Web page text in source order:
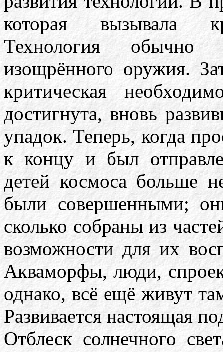
которая вызывала
Технология обычно
изощрённого оружия.
критическая
достигнута, вновь
упадок. Теперь, когда
к концу и был
детей космоса больше
были совершенными;
сколько собраны из
возможности для их
Акваморфы, люди,
однако, всё ещё живут
Развивается настоящая
Отблеск солнечного